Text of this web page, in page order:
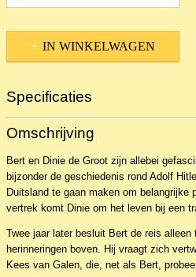
IN WINKELWAGEN
Specificaties
Productcode
EAN code
Omschrijving
Bert en Dinie de Groot zijn allebei
bijzonder de geschiedenis rond Adolf
Duitsland te gaan maken om
vertrek komt Dinie om het leven bij een
Twee jaar later besluit Bert de reis
herinneringen boven. Hij vraagt zich
Kees van Galen, die, net als Bert,